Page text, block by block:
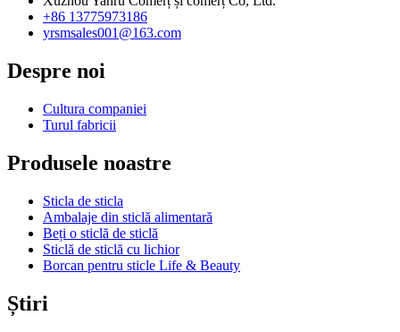
+86 13775973186
yrsmsales001@163.com
Despre noi
Cultura companiei
Turul fabricii
Produsele noastre
Sticla de sticla
Ambalaje din sticlă alimentară
Beți o sticlă de sticlă
Sticlă de sticlă cu lichior
Borcan pentru sticle Life & Beauty
Știri